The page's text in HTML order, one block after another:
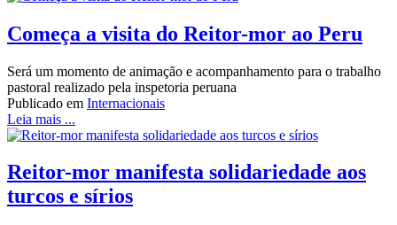
Começa a visita do Reitor-mor ao Peru
Será um momento de animação e acompanhamento para o trabalho
pastoral realizado pela inspetoria peruana
Publicado em Internacionais
Leia mais ...
Reitor-mor manifesta solidariedade aos
turcos e sírios